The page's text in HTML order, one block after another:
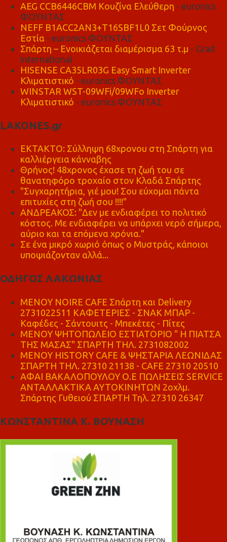
AEG CCB6446CBM Κουζίνα Ελεύθερη - euronics
ΦΟΥΝΤΑΣ
NEFF B1ACC2AN3+T16SBF1L0 Σετ Φούρνος
Εστία - euronics ΦΟΥΝΤΑΣ
Σπάρτη – Ενοικιάζεται διαμέρισμα 63 τ.μ - Grad
international
HISENSE CA35LR03G Easy Smart Inverter
Κλιματιστικό - euronics ΦΟΥΝΤΑΣ
WINSTAR WST-09WFi/09WFo Inverter
Κλιματιστικό - euronics ΦΟΥΝΤΑΣ
LAKONES.gr
ΕΚΤΑΚΤΟ: Σύλληψη 68χρονου στη Σπάρτη για
καλλιέργεια κάνναβης
Θρήνος! 48χρονος έχασε τη ζωή του σε
θανατηφόρο τροχαίο στον Κλαδά Σπάρτης
"Συγχαρητήρια, γιέ μου! Σου εύχομαι πάντα
επιτυχίες στη ζωή σου !!!!"
ΑΝΔΡΕΑΚΟΣ: "Δεν με ενδιαφέρει το πολιτικό
κόστος. Με ενδιαφέρει να υπάρχει νερό σήμερα,
αύριο και τα επόμενα χρόνια."
Σε ένα μικρό χωριό όπως ο Μυστράς, κάποιοι
υποψιάζονταν αλλά...
ΟΔΗΓΟΣ ΛΑΚΩΝΙΑΣ
MENOY NOIRE CAFE Σπάρτη και Delivery
2731022511 ΚΑΦΕΤΕΡΙΕΣ - ΣΝΑΚ ΜΠΑΡ -
Καφέδες - Σάντουιτς - Μπεκέτες - Πίτες
ΜΕΝΟΥ ΨΗΤΟΠΩΛΕΙΟ ΕΣΤΙΑΤΟΡΙΟ " Η ΠΙΑΤΣΑ
ΤΗΣ ΜΑΣΑΣ" ΣΠΑΡΤΗ ΤΗΛ. 2731082002
ΜΕΝΟΥ HISTORY CAFE & ΨΗΣΤΑΡΙΑ ΛΕΩΝΙΔΑΣ
ΣΠΑΡΤΗ ΤΗΛ. 27310 21138 - CAFE 27310 20510
ΑΦΑΙ ΒΑΚΑΛΟΠΟΥΛΟΥ Ο.Ε ΠΩΛΗΣΕΙΣ SERVICE
ΑΝΤΑΛΛΑΚΤΙΚΑ ΑΥΤΟΚΙΝΗΤΩΝ 2οχλμ.
Σπάρτης Γυθειού ΣΠΑΡΤΗ Τηλ. 27310 26347
ΚΩΝΣΤΑΝΤΙΝΑ Κ. ΒΟΥΝΑΣΗ